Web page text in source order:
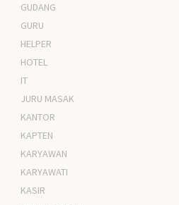
GUDANG
GURU
HELPER
HOTEL
IT
JURU MASAK
KANTOR
KAPTEN
KARYAWAN
KARYAWATI
KASIR